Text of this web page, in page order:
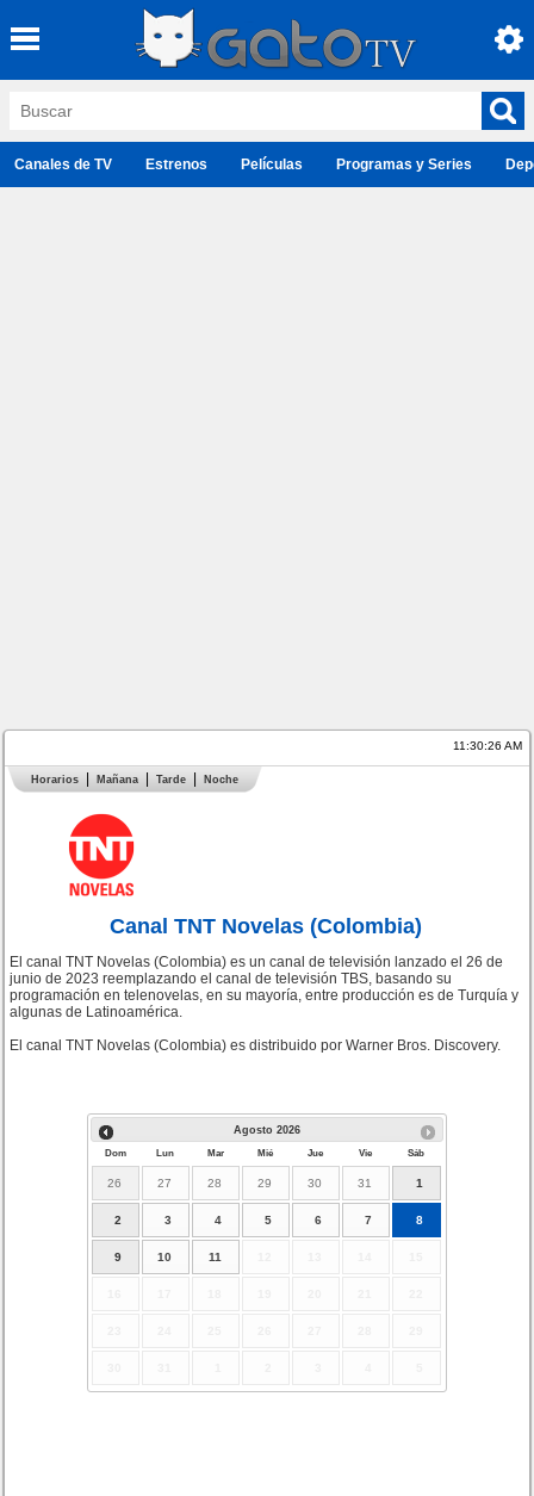
Canales de TV Estrenos Películas Programas y Series
11:30:26 AM
Horarios Mañana Tarde Noche
Canal TNT Novelas (Colombia)
El canal TNT Novelas (Colombia) es un canal de televisión lanzado el 26 de
junio de 2023 reemplazando el canal de televisión TBS, basando su
programación en telenovelas, en su mayoría, entre producción es de Turquía y
algunas de Latinoamérica.
El canal TNT Novelas (Colombia) es distribuido por Warner Bros. Discovery.
Agosto 2026
Dom Lun Mar Mié Jue Vie Sáb
26 27 28 29 30 31 1
2 3 4 5 6 7 8
9 10 11